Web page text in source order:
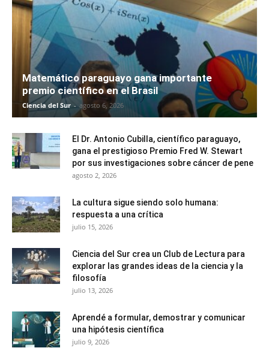
Matemático paraguayo gana importante
premio científico en el Brasil
Ciencia del Sur - agosto 6, 2026
El Dr. Antonio Cubilla, científico paraguayo,
gana el prestigioso Premio Fred W. Stewart
por sus investigaciones sobre cáncer de pene
agosto 2, 2026
La cultura sigue siendo solo humana:
respuesta a una crítica
julio 15, 2026
Ciencia del Sur crea un Club de Lectura para
explorar las grandes ideas de la ciencia y la
filosofía
julio 13, 2026
Aprendé a formular, demostrar y comunicar
una hipótesis científica
julio 9, 2026